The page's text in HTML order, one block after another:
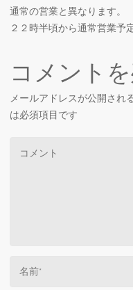
通常の営業と異なります。
２２時半頃から通常営業予
コメント
メールアドレスが公開され
は必須項目です